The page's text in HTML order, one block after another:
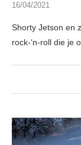
16/04/2021
Shorty Jetson en
rock-‘n-roll die je